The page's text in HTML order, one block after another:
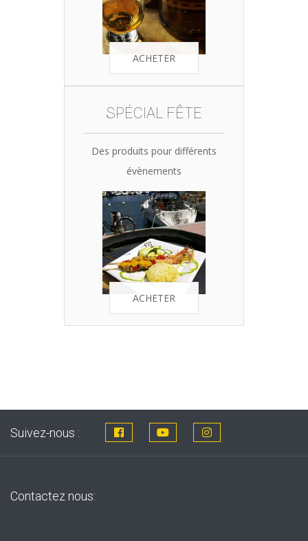
ACHETER
SPÉCIAL FÊTE
Des produits pour différents
évènements
ACHETER
Suivez-nous :
Contactez nous: